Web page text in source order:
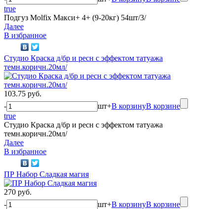
true
Подгуз Molfix Макси+ 4+ (9-20кг) 54шт/3/
Далее
В избранное
Студио Краска д/бр и ресн с эффектом татуажа
темн.коричн.20мл/
103.75 руб.
-
шт+В корзинуВ корзине
true
Студио Краска д/бр и ресн с эффектом татуажа
темн.коричн.20мл/
Далее
В избранное
ПР Набор Сладкая магия
270 руб.
-
шт+В корзинуВ корзине